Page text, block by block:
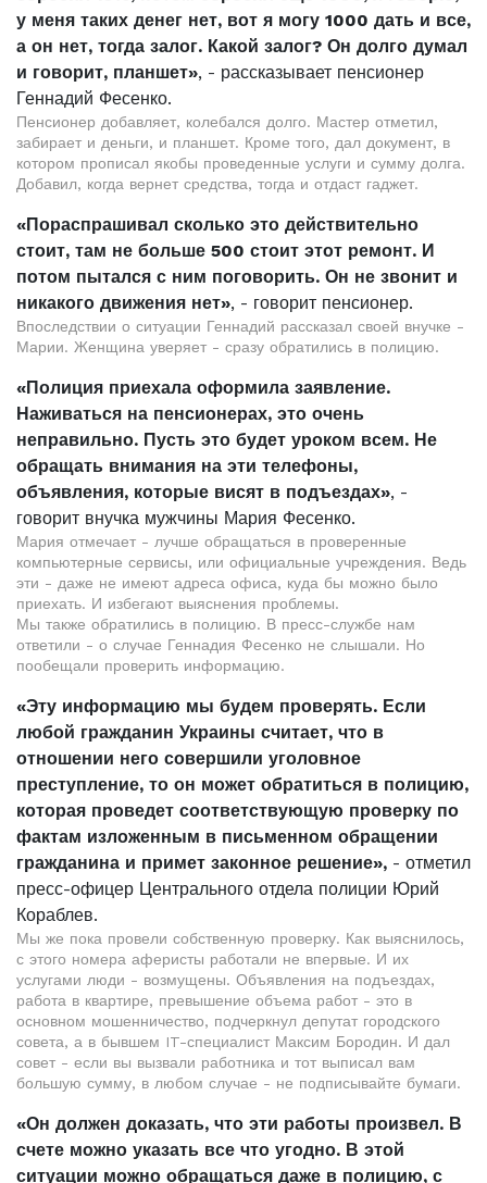
у меня таких денег нет, вот я могу 1000 дать и все,
а он нет, тогда залог. Какой залог? Он долго думал
и говорит, планшет», - рассказывает пенсионер
Геннадий Фесенко.
Пенсионер добавляет, колебался долго. Мастер отметил,
забирает и деньги, и планшет. Кроме того, дал документ, в
котором прописал якобы проведенные услуги и сумму долга.
Добавил, когда вернет средства, тогда и отдаст гаджет.
«Пораспрашивал сколько это действительно
стоит, там не больше 500 стоит этот ремонт. И
потом пытался с ним поговорить. Он не звонит и
никакого движения нет», - говорит пенсионер.
Впоследствии о ситуации Геннадий рассказал своей внучке -
Марии. Женщина уверяет - сразу обратились в полицию.
«Полиция приехала оформила заявление.
Наживаться на пенсионерах, это очень
неправильно. Пусть это будет уроком всем. Не
обращать внимания на эти телефоны,
объявления, которые висят в подъездах», -
говорит внучка мужчины Мария Фесенко.
Мария отмечает - лучше обращаться в проверенные
компьютерные сервисы, или официальные учреждения. Ведь
эти - даже не имеют адреса офиса, куда бы можно было
приехать. И избегают выяснения проблемы.
Мы также обратились в полицию. В пресс-службе нам
ответили - о случае Геннадия Фесенко не слышали. Но
пообещали проверить информацию.
«Эту информацию мы будем проверять. Если
любой гражданин Украины считает, что в
отношении него совершили уголовное
преступление, то он может обратиться в полицию,
которая проведет соответствующую проверку по
фактам изложенным в письменном обращении
гражданина и примет законное решение», - отметил
пресс-офицер Центрального отдела полиции Юрий
Кораблев.
Мы же пока провели собственную проверку. Как выяснилось,
с этого номера аферисты работали не впервые. И их
услугами люди - возмущены. Объявления на подъездах,
работа в квартире, превышение объема работ - это в
основном мошенничество, подчеркнул депутат городского
совета, а в бывшем IT-специалист Максим Бородин. И дал
совет - если вы вызвали работника и тот выписал вам
большую сумму, в любом случае - не подписывайте бумаги.
«Он должен доказать, что эти работы произвел. В
счете можно указать все что угодно. В этой
ситуации можно обращаться даже в полицию, с